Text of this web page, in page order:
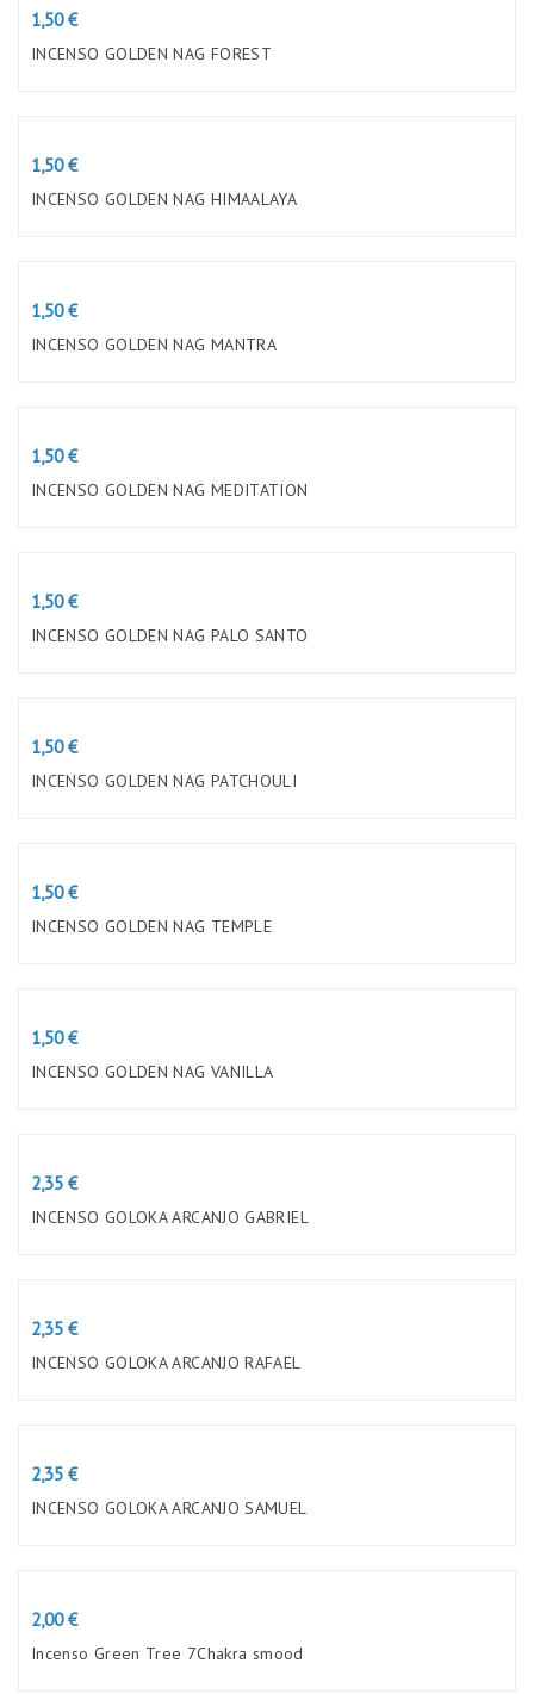
Preço
1,50 €
INCENSO GOLDEN NAG FOREST
Preço
1,50 €
INCENSO GOLDEN NAG HIMAALAYA
Preço
1,50 €
INCENSO GOLDEN NAG MANTRA
Preço
1,50 €
INCENSO GOLDEN NAG MEDITATION
Preço
1,50 €
INCENSO GOLDEN NAG PALO SANTO
Preço
1,50 €
INCENSO GOLDEN NAG PATCHOULI
Preço
1,50 €
INCENSO GOLDEN NAG TEMPLE
Preço
1,50 €
INCENSO GOLDEN NAG VANILLA
Preço
2,35 €
INCENSO GOLOKA ARCANJO GABRIEL
Preço
2,35 €
INCENSO GOLOKA ARCANJO RAFAEL
Preço
2,35 €
INCENSO GOLOKA ARCANJO SAMUEL
Preço
2,00 €
Incenso Green Tree 7Chakra smood